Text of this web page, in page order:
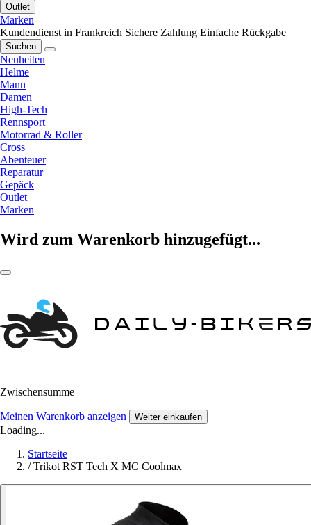
Outlet
Marken
Kundendienst in Frankreich Sichere Zahlung Einfache Rückgabe
Suchen
Neuheiten
Helme
Mann
Damen
High-Tech
Rennsport
Motorrad & Roller
Cross
Abenteuer
Reparatur
Gepäck
Outlet
Marken
Wird zum Warenkorb hinzugefügt...
Zwischensumme
Meinen Warenkorb anzeigen Weiter einkaufen
Loading...
Startseite
/ Trikot RST Tech X MC Coolmax